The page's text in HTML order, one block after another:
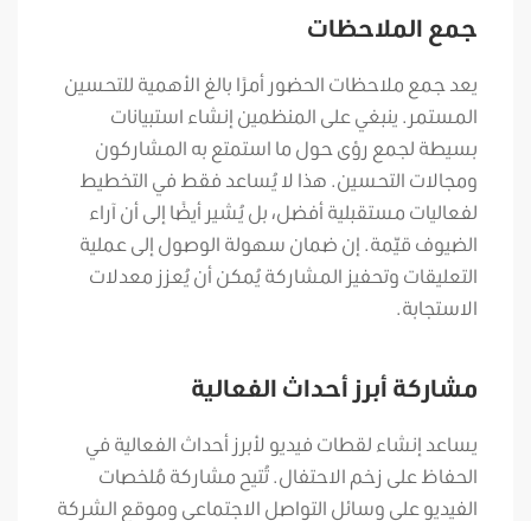
جمع الملاحظات
يعد جمع ملاحظات الحضور أمرًا بالغ الأهمية للتحسين
المستمر. ينبغي على المنظمين إنشاء استبيانات
بسيطة لجمع رؤى حول ما استمتع به المشاركون
ومجالات التحسين. هذا لا يُساعد فقط في التخطيط
لفعاليات مستقبلية أفضل، بل يُشير أيضًا إلى أن آراء
الضيوف قيّمة. إن ضمان سهولة الوصول إلى عملية
التعليقات وتحفيز المشاركة يُمكن أن يُعزز معدلات
الاستجابة.
مشاركة أبرز أحداث الفعالية
يساعد إنشاء لقطات فيديو لأبرز أحداث الفعالية في
الحفاظ على زخم الاحتفال. تُتيح مشاركة مُلخصات
الفيديو على وسائل التواصل الاجتماعي وموقع الشركة